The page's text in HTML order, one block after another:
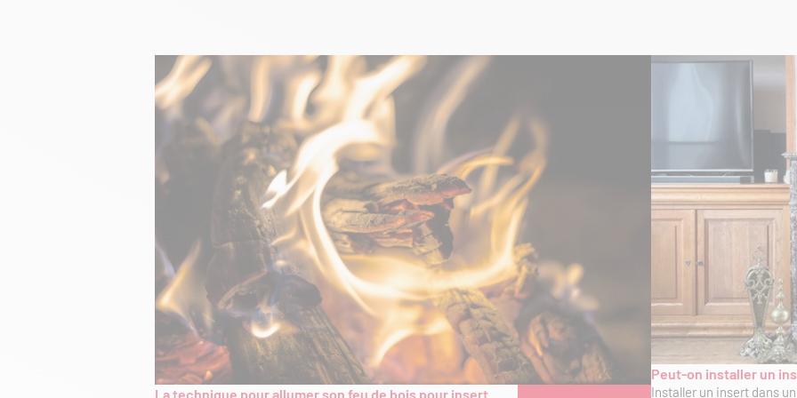
La technique pour allumer son feu de bois pour insert
Peut-on installer un
Installer un insert dans